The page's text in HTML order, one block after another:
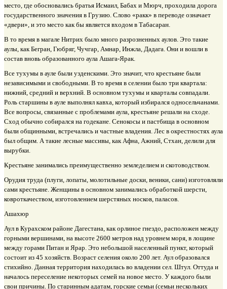
место, где обосновались братья Исмаил, Бабах и Мюрч, проходила дорога
государственного значения в Грузию. Слово «ракк» в переводе означает
«двери», и это место как бы является входом в Табасаран.
В то время в магале Нитрих было много разрозненных аулов. Это такие
аулы, как Бегран, Гюбряг, Чучгар, Амнар, Инжла, Дадага. Они и вошли в
состав вновь образованного аула Ашага-Ярак.
Все тухумы в ауле были узденскими. Это значит, что крестьяне были
независимыми и свободными. В то время в селении было три квартала:
нижний, средний и верхний. В основном тухумы и кварталы совпадали.
Роль старшины в ауле выполнял кавха, который избирался односельчанами.
Все вопросы, связанные с проблемами аула, крестьяне решали на сходе.
Сход обычно собирался на годекане. Сенокосы и пастбища в основном
были общинными, встречались и частные владения. Лес в окрестностях аула
был общим. А такие лесные массивы, как Афна, Ажний, Стхан, делили для
вырубки.
Крестьяне занимались преимущественно земледелием и скотоводством.
Орудия труда (плуги, лопаты, молотильные доски, веники, сани) изготовляли
сами крестьяне. Женщины в основном занимались обработкой шерсти,
ковроткачеством, изготовлением шерстяных носков, паласов.
Ашахюр
Аул в Курахском районе Дагестана, как орлиное гнездо, расположен между
горными вершинами, на высоте 2600 метров над уровнем моря, в лощине
между горами Питан и Ярар. Это небольшой населенный пункт, который
состоит из 45 хозяйств. Возраст селения около 200 лет. Аул образовался
стихийно. Данная территория находилась во владении сел. Штул. Оттуда и
началось переселение некоторых семей на новое место. У каждого были
свои причины. По старинным адатам, горские семьи (семьи нескольких